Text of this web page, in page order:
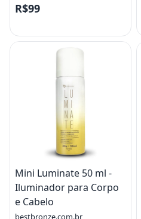
R$99
Mini Luminate 50 ml -
Iluminador para Corpo
e Cabelo
bestbronze.com.br